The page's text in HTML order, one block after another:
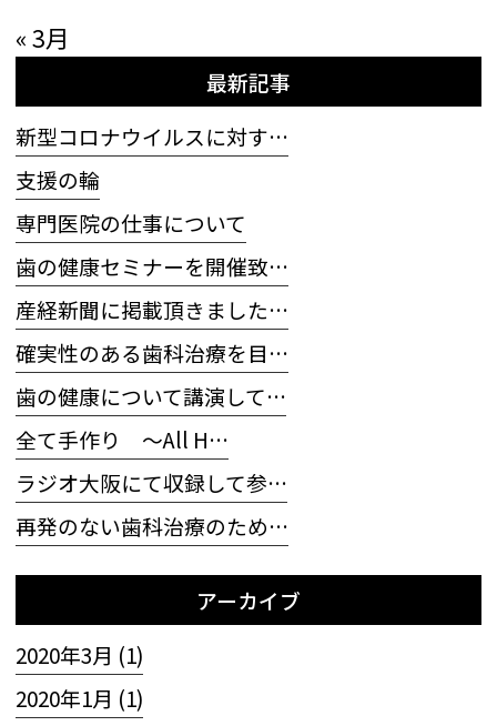
« 3月
最新記事
新型コロナウイルスに対す…
支援の輪
専門医院の仕事について
歯の健康セミナーを開催致…
産経新聞に掲載頂きました…
確実性のある歯科治療を目…
歯の健康について講演して…
全て手作り 〜All H…
ラジオ大阪にて収録して参…
再発のない歯科治療のため…
アーカイブ
2020年3月 (1)
2020年1月 (1)